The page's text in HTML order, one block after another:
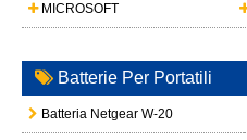
MICROSOFT
Batterie Per Portatili
Batteria Netgear W-20